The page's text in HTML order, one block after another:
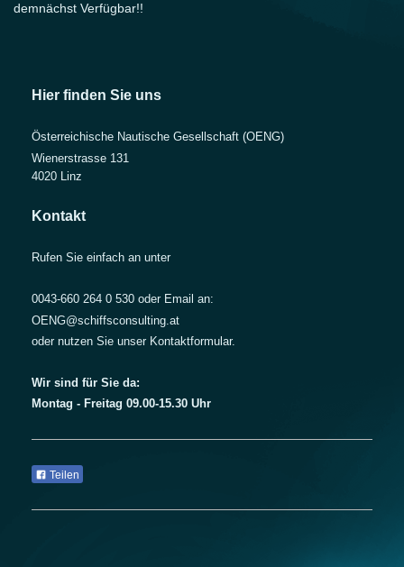
demnächst Verfügbar!!
Hier finden Sie uns
Österreichische Nautische Gesellschaft (OENG)
Wienerstrasse 131
4020 Linz
Kontakt
Rufen Sie einfach an unter
0043-660 264 0 530 oder Email an:
OENG@schiffsconsulting.at
oder nutzen Sie unser Kontaktformular.
Wir sind für Sie da:
Montag - Freitag 09.00-15.30 Uhr
Teilen